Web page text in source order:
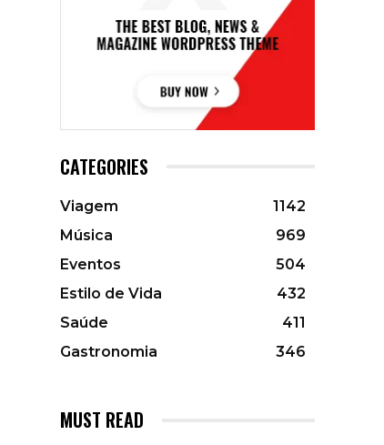
CATEGORIES
Viagem
1142
Música
969
Eventos
504
Estilo de Vida
432
Saúde
411
Gastronomia
346
MUST READ